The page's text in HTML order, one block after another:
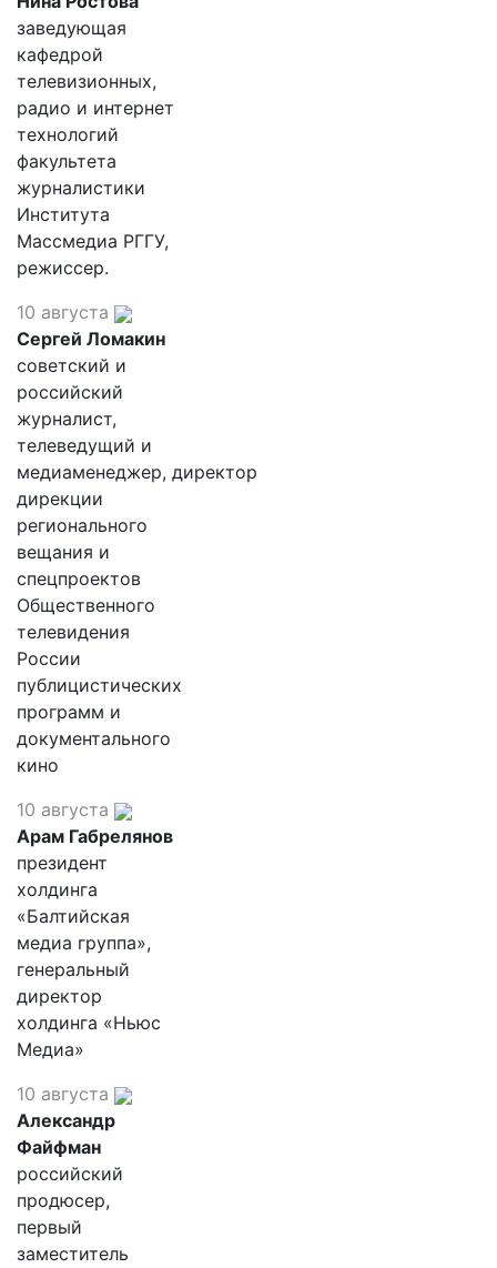
заведующая
кафедрой
телевизионных,
радио и интернет
технологий
факультета
журналистики
Института
Массмедиа РГГУ,
режиссер.
10 августа
Сергей Ломакин
советский и
российский
журналист,
телеведущий и
медиаменеджер, директор
дирекции
регионального
вещания и
спецпроектов
Общественного
телевидения
России
публицистических
программ и
документального
кино
10 августа
Арам Габрелянов
президент
холдинга
«Балтийская
медиа группа»,
генеральный
директор
холдинга «Ньюс
Медиа»
10 августа
Александр
Файфман
российский
продюсер,
первый
заместитель